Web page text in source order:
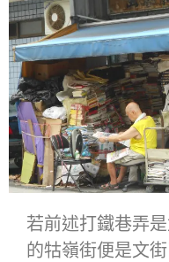
若前述打鐵巷弄
的牯嶺街便是文